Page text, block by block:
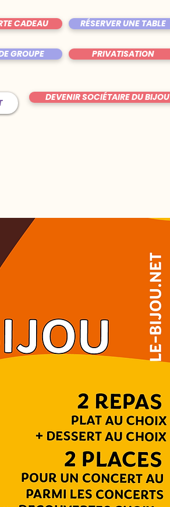
CADEAU RÉSERVER UNE TABLE
GROUPE PRIVATISATION
DEVENIR SOCIÉTAIRE DU BIJOU